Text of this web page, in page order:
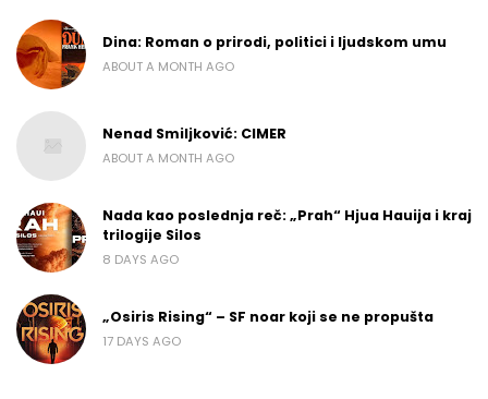
Dina: Roman o prirodi, politici i ljudskom umu
ABOUT A MONTH AGO
Nenad Smiljković: CIMER
ABOUT A MONTH AGO
Nada kao poslednja reč: „Prah“ Hjua Hauija i kraj
trilogije Silos
8 DAYS AGO
„Osiris Rising“ – SF noar koji se ne propušta
17 DAYS AGO